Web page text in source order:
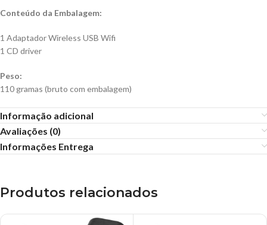
Conteúdo da Embalagem:
1 Adaptador Wireless USB Wifi
1 CD driver
Peso:
110 gramas (bruto com embalagem)
Informação adicional
Avaliações (0)
Informações Entrega
Produtos relacionados